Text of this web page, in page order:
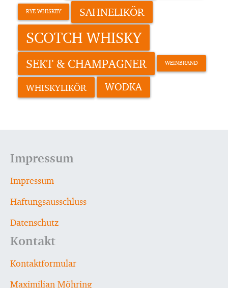
RYE WHISKEY SAHNELIKÖR
SCOTCH WHISKY
SEKT & CHAMPAGNER WEINBRAND
WHISKYLIKÖR WODKA
Impressum
Impressum
Haftungsausschluss
Datenschutz
Kontakt
Kontaktformular
Maximilian Möhring